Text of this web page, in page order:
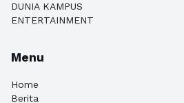
DUNIA KAMPUS
ENTERTAINMENT
Menu
Home
Berita